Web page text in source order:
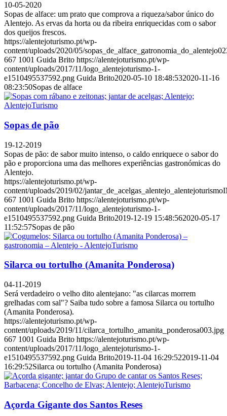
10-05-2020
Sopas de alface: um prato que comprova a riqueza/sabor único do
Alentejo. As ervas da horta ou da ribeira enriquecidas com o sabor
dos queijos frescos.
https://alentejoturismo.pt/wp-
content/uploads/2020/05/
667 1001 Guida Brito https://alentejoturismo.pt/wp-
content/uploads/2017/11/logo_alentejoturismo-1-
e1510495537592.png Guida Brito2020-05-10 18:48:532020-11-16
08:23:50Sopas de alface
Sopas de pão
19-12-2019
Sopas de pão: de sabor muito intenso, o caldo enriquece o sabor do
pão e proporciona uma das melhores experiências gastronómicas do
Alentejo.
https://alentejoturismo.pt/wp-
content/uploads/2019/02/
667 1001 Guida Brito https://alentejoturismo.pt/wp-
content/uploads/2017/11/logo_alentejoturismo-1-
e1510495537592.png Guida Brito2019-12-19 15:48:562020-05-17
11:52:57Sopas de pão
Silarca ou tortulho (Amanita Ponderosa)
04-11-2019
Será verdadeiro o velho dito alentejano: "as cilarcas morrem
grelhadas com sal"? Saiba tudo sobre a famosa Silarca ou tortulho
(Amanita Ponderosa).
https://alentejoturismo.pt/wp-
content/uploads/2019/11/cilarca_tortulho_amanita_ponderosa003.jpg
667 1001 Guida Brito https://alentejoturismo.pt/wp-
content/uploads/2017/11/logo_alentejoturismo-1-
e1510495537592.png Guida Brito2019-11-04 16:29:522019-11-04
16:29:52Silarca ou tortulho (Amanita Ponderosa)
Açorda Gigante dos Santos Reses